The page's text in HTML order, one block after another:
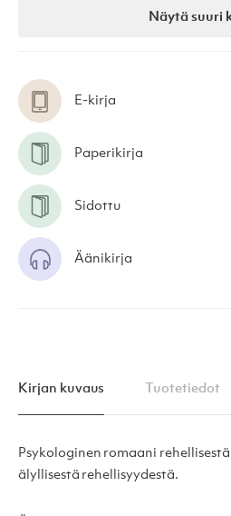
Näytä suuri
E-kirja
Paperikirja
Sidottu
Äänikirja
Kirjan kuvaus Tuotetiedot
Psykologinen romaani
älyllisestä rehellisyydestä.